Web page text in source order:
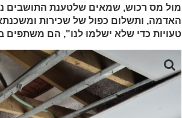
מול מס רכוש, שמאים שלטענת התושבים
האדמה, ותשלום כפול של שכירות
טעויות כדי שלא ישלמו לנו", הם משתפים